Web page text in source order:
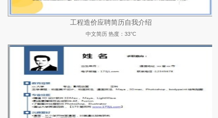
工程造价应聘简历自我介绍
中文简历 热度：33°C